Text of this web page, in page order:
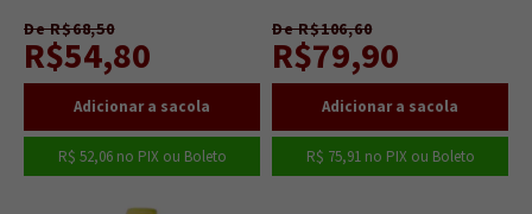
De R$68,50
R$54,80
R$ 52,06no PIX ou Boleto
De R$106,60
R$79,90
R$ 75,91no PIX ou Boleto